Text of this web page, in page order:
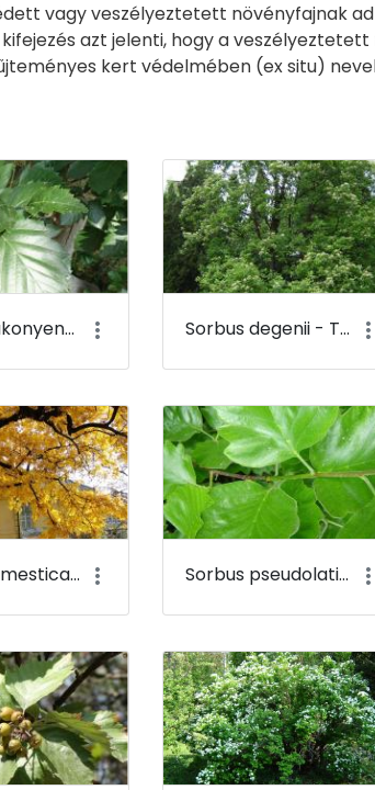
vagy veszélyeztetett növényfajnak
azt jelenti, hogy a
kert védelmében (ex situ)
Sorbus bakonyensis - Bakonyi berkenye - Budai Arborétum Sorbus degenii - Termetes berkenye - Budai Arborétum
Sorbus domestica - Házi berkenye (őszi lombszín) - Budai Arborétum Sorbus pseudolatifolia - Széleslevelű vagy sárgáslevelű berkenye (levele) - Budai Arborétum